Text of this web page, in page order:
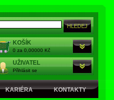
KOŠÍK
0 za 0,00000 Kč
UŽIVATEL
Přihlásit se
KARIÉRA KONTAKTY